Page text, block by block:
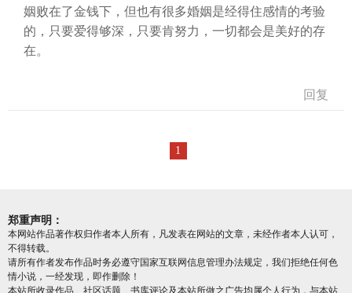
姻败在了金钱下，但也有很多婚姻是经得住感情的考验
的，只要爱得够深，只要肯努力，一切都会是美好的存
在。
回复
1
郑重声明：
本网站作品著作权归作者本人所有，凡发表在网站的文章，未经作者本人认可，
不得转载。
请所有作者发布作品时务必遵守国家互联网信息管理办法规定，我们拒绝任何色
情小说，一经发现，即作删除！
本站所收录作品、社区话题、书库评论及本站所做之广告均属个人行为，与本站